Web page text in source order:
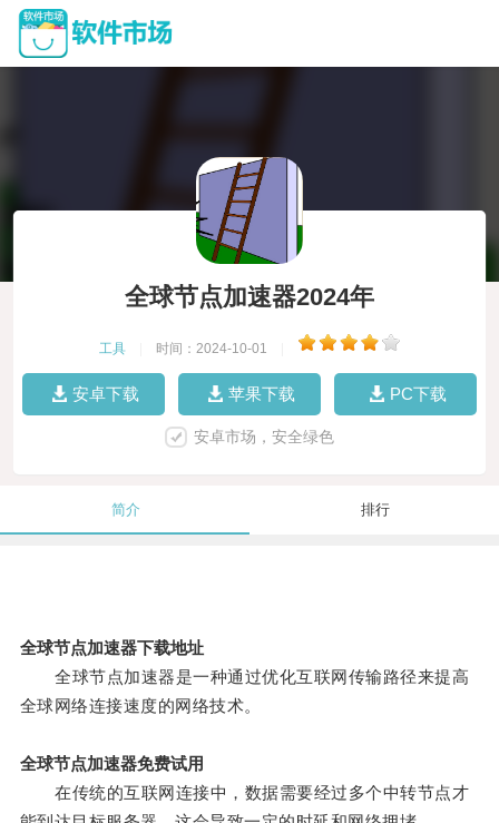
全球节点加速器2024年
工具 时间：2024-10-01
安卓下载 苹果下载 PC下载
安卓市场，安全绿色
简介 排行
全球节点加速器下载地址
全球节点加速器是一种通过优化互联网传输路径来提高
全球网络连接速度的网络技术。
全球节点加速器免费试用
在传统的互联网连接中，数据需要经过多个中转节点才